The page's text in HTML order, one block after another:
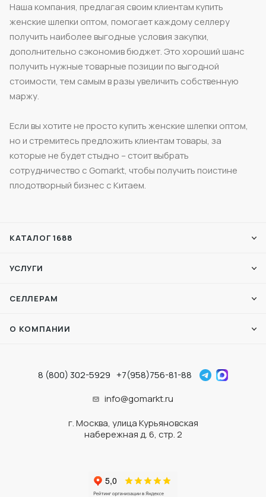
Наша компания, предлагая своим клиентам купить
женские шлепки оптом, помогает каждому селлеру
получить наиболее выгодные условия закупки,
дополнительно сэкономив бюджет. Это хороший шанс
получить нужные товарные позиции по выгодной
стоимости, тем самым в разы увеличить собственную
маржу.
Если вы хотите не просто купить женские шлепки оптом,
но и стремитесь предложить клиентам товары, за
которые не будет стыдно – стоит выбрать
сотрудничество с Gomarkt, чтобы получить поистине
плодотворный бизнес с Китаем.
КАТАЛОГ 1688
УСЛУГИ
СЕЛЛЕРАМ
О КОМПАНИИ
8 (800) 302-5929 +7(958)756-81-88
info@gomarkt.ru
г. Москва, улица Курьяновская
набережная д. 6, стр. 2